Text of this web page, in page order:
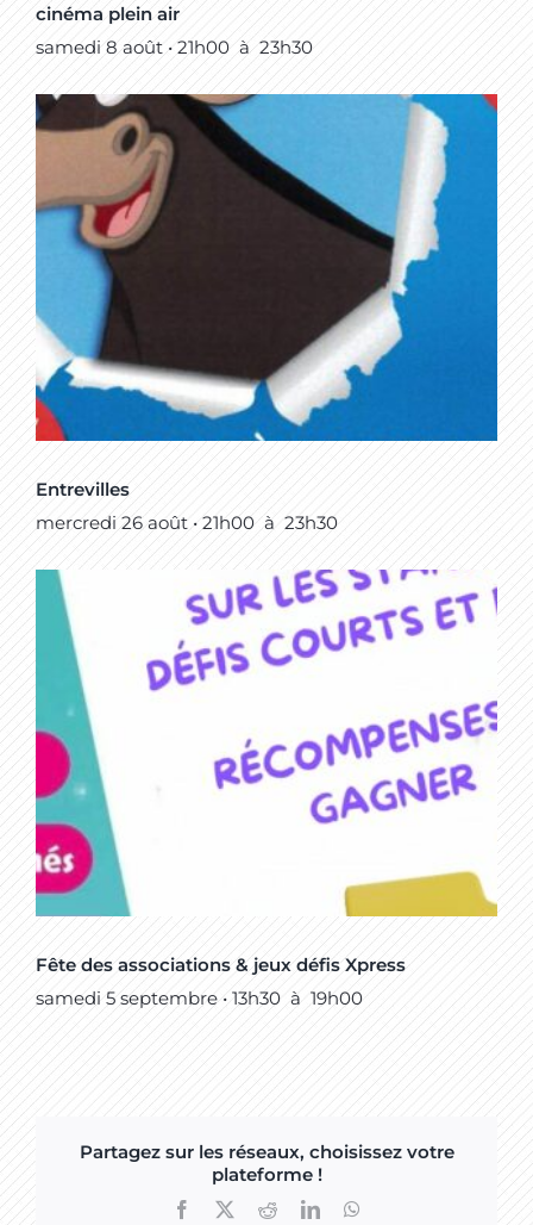
cinéma plein air
samedi 8 août • 21h00 à 23h30
Entrevilles
mercredi 26 août • 21h00 à 23h30
Fête des associations & jeux défis Xpress
samedi 5 septembre • 13h30 à 19h00
Partagez sur les réseaux, choisissez votre
plateforme !
Facebook RedditLinkedIn